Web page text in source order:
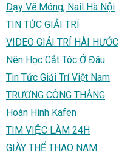
Dạy Vẽ Móng, Nail Hà Nội
TIN TỨC GIẢI TRÍ
VIDEO GIẢI TRÍ HÀI HƯỚC
Nên Học Cắt Tóc Ở Đâu
Tin Tức Giải Trí Việt Nam
TRƯƠNG CÔNG THẮNG
Hoàn Hình Kafen
TIM VIỆC LÀM 24H
GIÀY THỂ THAO NAM